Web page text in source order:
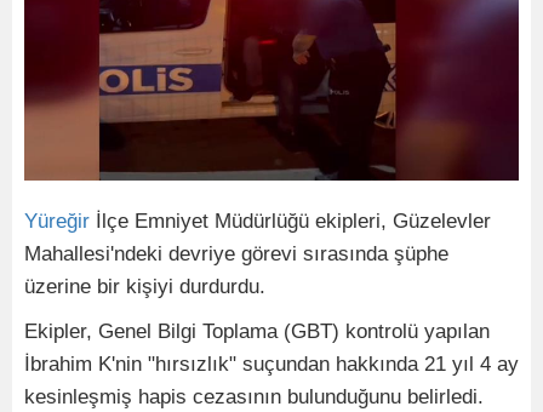
Yüreğir İlçe Emniyet Müdürlüğü ekipleri, Güzelevler
Mahallesi'ndeki devriye görevi sırasında şüphe
üzerine bir kişiyi durdurdu.
Ekipler, Genel Bilgi Toplama (GBT) kontrolü yapılan
İbrahim K'nin "hırsızlık" suçundan hakkında 21 yıl 4 ay
kesinleşmiş hapis cezasının bulunduğunu belirledi.